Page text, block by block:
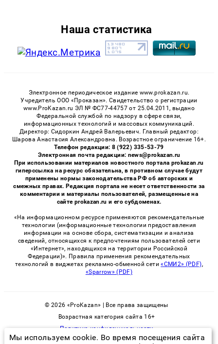
Наша статистика
Электронное периодическое издание www.prokazan.ru.
Учредитель ООО «Проказан». Cвидетельство о регистрации
www.ProKazan.ru ЭЛ № ФС77-44757 от 25.04.2011, выдано
Федеральной службой по надзору в сфере связи,
информационных технологий и массовых коммуникаций.
Директор: Сидоркин Андрей Валерьевич. Главный редактор:
Шарова Анастасия Александровна. Возрастное ограничение 16+.
Телефон редакции: 8 (922) 335-53-79
Электронная почта редакции: news@prokazan.ru
При использовании материалов новостного портала prokazan.ru
гиперссылка на ресурс обязательна, в противном случае будут
применены нормы законодательства РФ об авторских и
смежных правах. Редакция портала не несет ответственности за
комментарии и материалы пользователей, размещенные на
сайте prokazan.ru и его субдоменах.
«На информационном ресурсе применяются рекомендательные
технологии (информационные технологии предоставления
информации на основе сбора, систематизации и анализа
сведений, относящихся к предпочтениям пользователей сети
«Интернет», находящихся на территории Российской
Федерации)». Правила применения рекомендательных
технологий в виджетах рекламно-обменной сети«СМИ2» (PDF),
«Sparrow» (PDF)
© 2026 «ProKazan» | Все права защищены
Возрастная категория сайта 16+
Политика конфиденциальности
Мы используем cookie. Во время посещения сайта